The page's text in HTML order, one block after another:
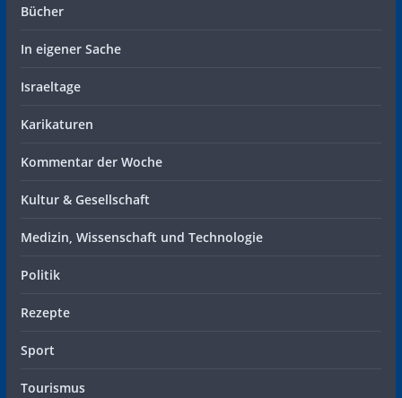
Bücher
In eigener Sache
Israeltage
Karikaturen
Kommentar der Woche
Kultur & Gesellschaft
Medizin, Wissenschaft und Technologie
Politik
Rezepte
Sport
Tourismus